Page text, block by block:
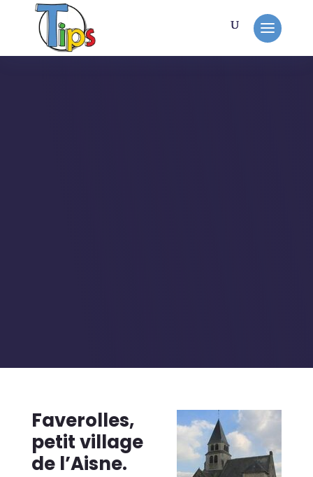
Faverolles,
petit village
de l’Aisne.